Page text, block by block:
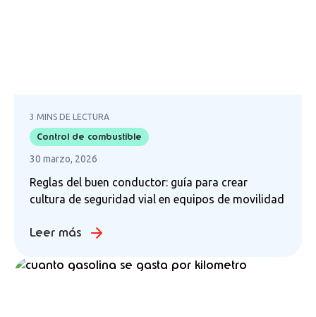
3 MINS DE LECTURA
Control de combustible
30 marzo, 2026
Reglas del buen conductor: guía para crear
cultura de seguridad vial en equipos de movilidad
Leer más